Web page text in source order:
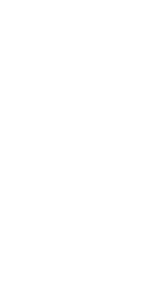
خاص في أسواق محلية مثل دبي
أفضل بكثير من الألوان الداكنة، مع
أحدث إصدار من هذا الطراز دون
السيارات الجديدة.
الضيقة في مراكز التسوق المزدحمة
الخليجي. أما من الداخل، فتُوفر
بشكل ملحوظ مع شاشة لمس أكبر
فاخرة تعرض المعلومات المهمة
شحنًا لاسلكيًا للهواتف الذكية
أكثر أناقة داخل المقصورة أثناء